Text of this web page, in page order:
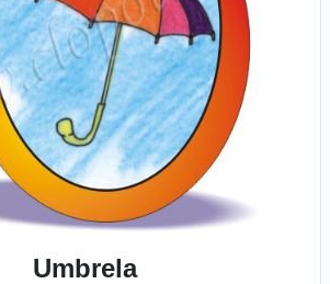
Umbrela